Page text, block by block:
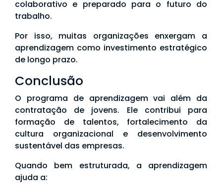
colaborativo e preparado para o futuro do
trabalho.
Por isso, muitas organizações enxergam a
aprendizagem como investimento estratégico
de longo prazo.
Conclusão
O programa de aprendizagem vai além da
contratação de jovens. Ele contribui para
formação de talentos, fortalecimento da
cultura organizacional e desenvolvimento
sustentável das empresas.
Quando bem estruturada, a aprendizagem
ajuda a: